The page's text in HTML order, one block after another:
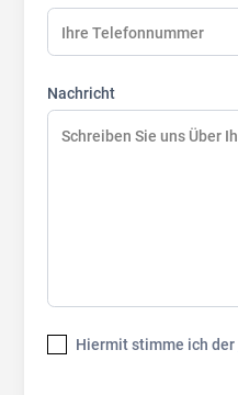
Nachricht
Hiermit stimme ich der